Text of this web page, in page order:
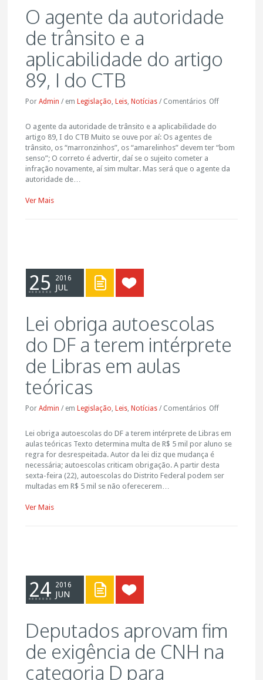
O agente da autoridade
de trânsito e a
aplicabilidade do artigo
89, I do CTB
PorAdmin / em Legislação, Leis, Notícias / Comentários Off
O agente da autoridade de trânsito e a aplicabilidade do
artigo 89, I do CTB Muito se ouve por aí: Os agentes de
trânsito, os “marronzinhos”, os “amarelinhos” devem ter “bom
senso”; O correto é advertir, daí se o sujeito cometer a
infração novamente, aí sim multar. Mas será que o agente da
autoridade de…
Ver Mais
25 2016
JUL
Lei obriga autoescolas
do DF a terem intérprete
de Libras em aulas
teóricas
PorAdmin / em Legislação, Leis, Notícias / Comentários Off
Lei obriga autoescolas do DF a terem intérprete de Libras em
aulas teóricas Texto determina multa de R$ 5 mil por aluno se
regra for desrespeitada. Autor da lei diz que mudança é
necessária; autoescolas criticam obrigação. A partir desta
sexta-feira (22), autoescolas do Distrito Federal podem ser
multadas em R$ 5 mil se não oferecerem…
Ver Mais
24 2016
JUN
Deputados aprovam fim
de exigência de CNH na
categoria D para